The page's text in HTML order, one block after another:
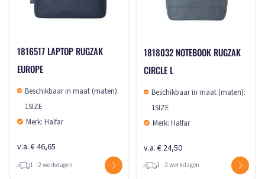
1816517 LAPTOP RUGZAK
EUROPE
Beschikbaar in maat (maten):
1SIZE
Merk: Halfar
v.a. € 46,65
1 - 2 werkdagen
1818032 NOTEBOOK RUGZAK
CIRCLE L
Beschikbaar in maat (maten):
1SIZE
Merk: Halfar
v.a. € 24,50
1 - 2 werkdagen